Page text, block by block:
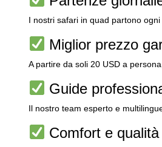
I nostri safari in quad partono
Miglior prezzo
A partire da soli 20 USD a
Guide
Il nostro team esperto e
Comfort e qualità